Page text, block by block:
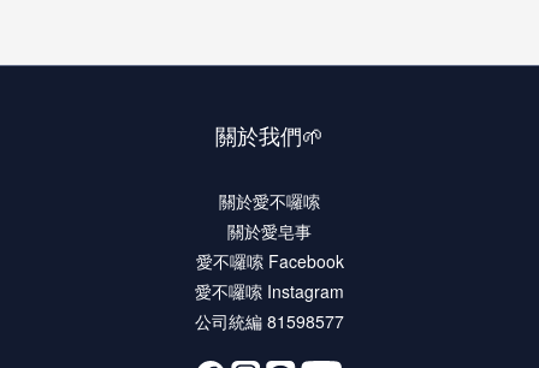
關於我們🌱
關於愛不囉嗦
關於愛皂事
愛不囉嗦 Facebook
愛不囉嗦 Instagram
公司統編 81598577